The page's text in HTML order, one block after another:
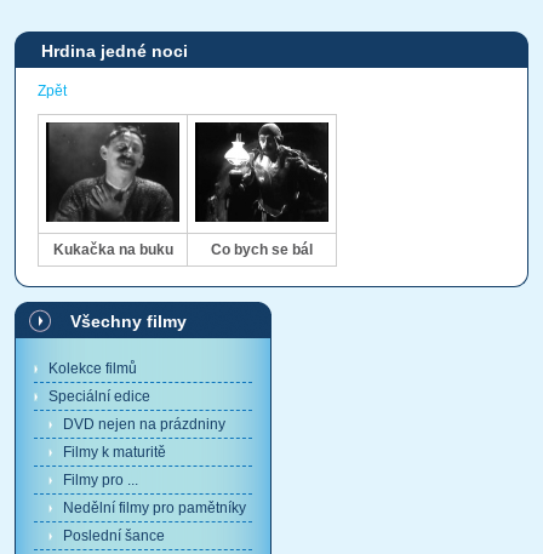
Hrdina jedné noci
Zpět
Kukačka na buku Co bych se bál
Všechny filmy
Kolekce filmů
Speciální edice
DVD nejen na prázdniny
Filmy k maturitě
Filmy pro ...
Nedělní filmy pro pamětníky
Poslední šance